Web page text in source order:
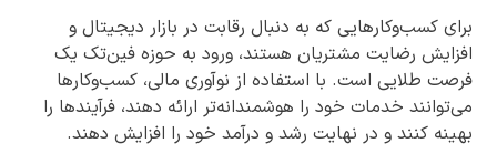
برای کسب‌وکارهایی که به دنبال رقابت در بازار دیجیتال و
افزایش رضایت مشتریان هستند، ورود به حوزه فین‌تک یک
فرصت طلایی است. با استفاده از نوآوری مالی، کسب‌وکارها
می‌توانند خدمات خود را هوشمندانه‌تر ارائه دهند، فرآیندها را
بهینه کنند و در نهایت رشد و درآمد خود را افزایش دهند.